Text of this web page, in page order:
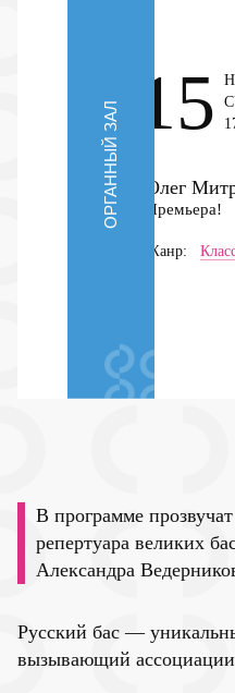
ОРГАННЫЙ ЗАЛ Олег
Премьера!
Жанр:
15
В программе
репертуара великих
Александра
Русский бас —
вызывающий